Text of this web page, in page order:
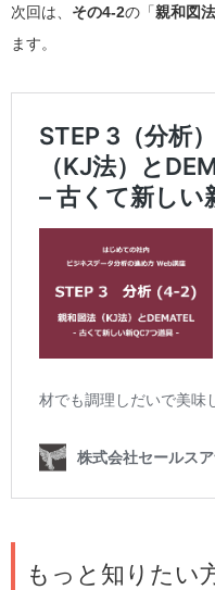
次回は、 その4-2の「親和図
ます。
もっと知りたい